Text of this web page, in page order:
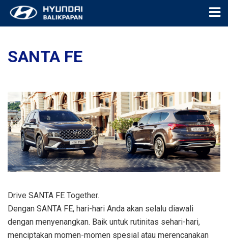
SANTA FE
Drive SANTA FE Together.
Dengan SANTA FE, hari-hari Anda akan selalu diawali
dengan menyenangkan. Baik untuk rutinitas sehari-hari,
menciptakan momen-momen spesial atau merencanakan